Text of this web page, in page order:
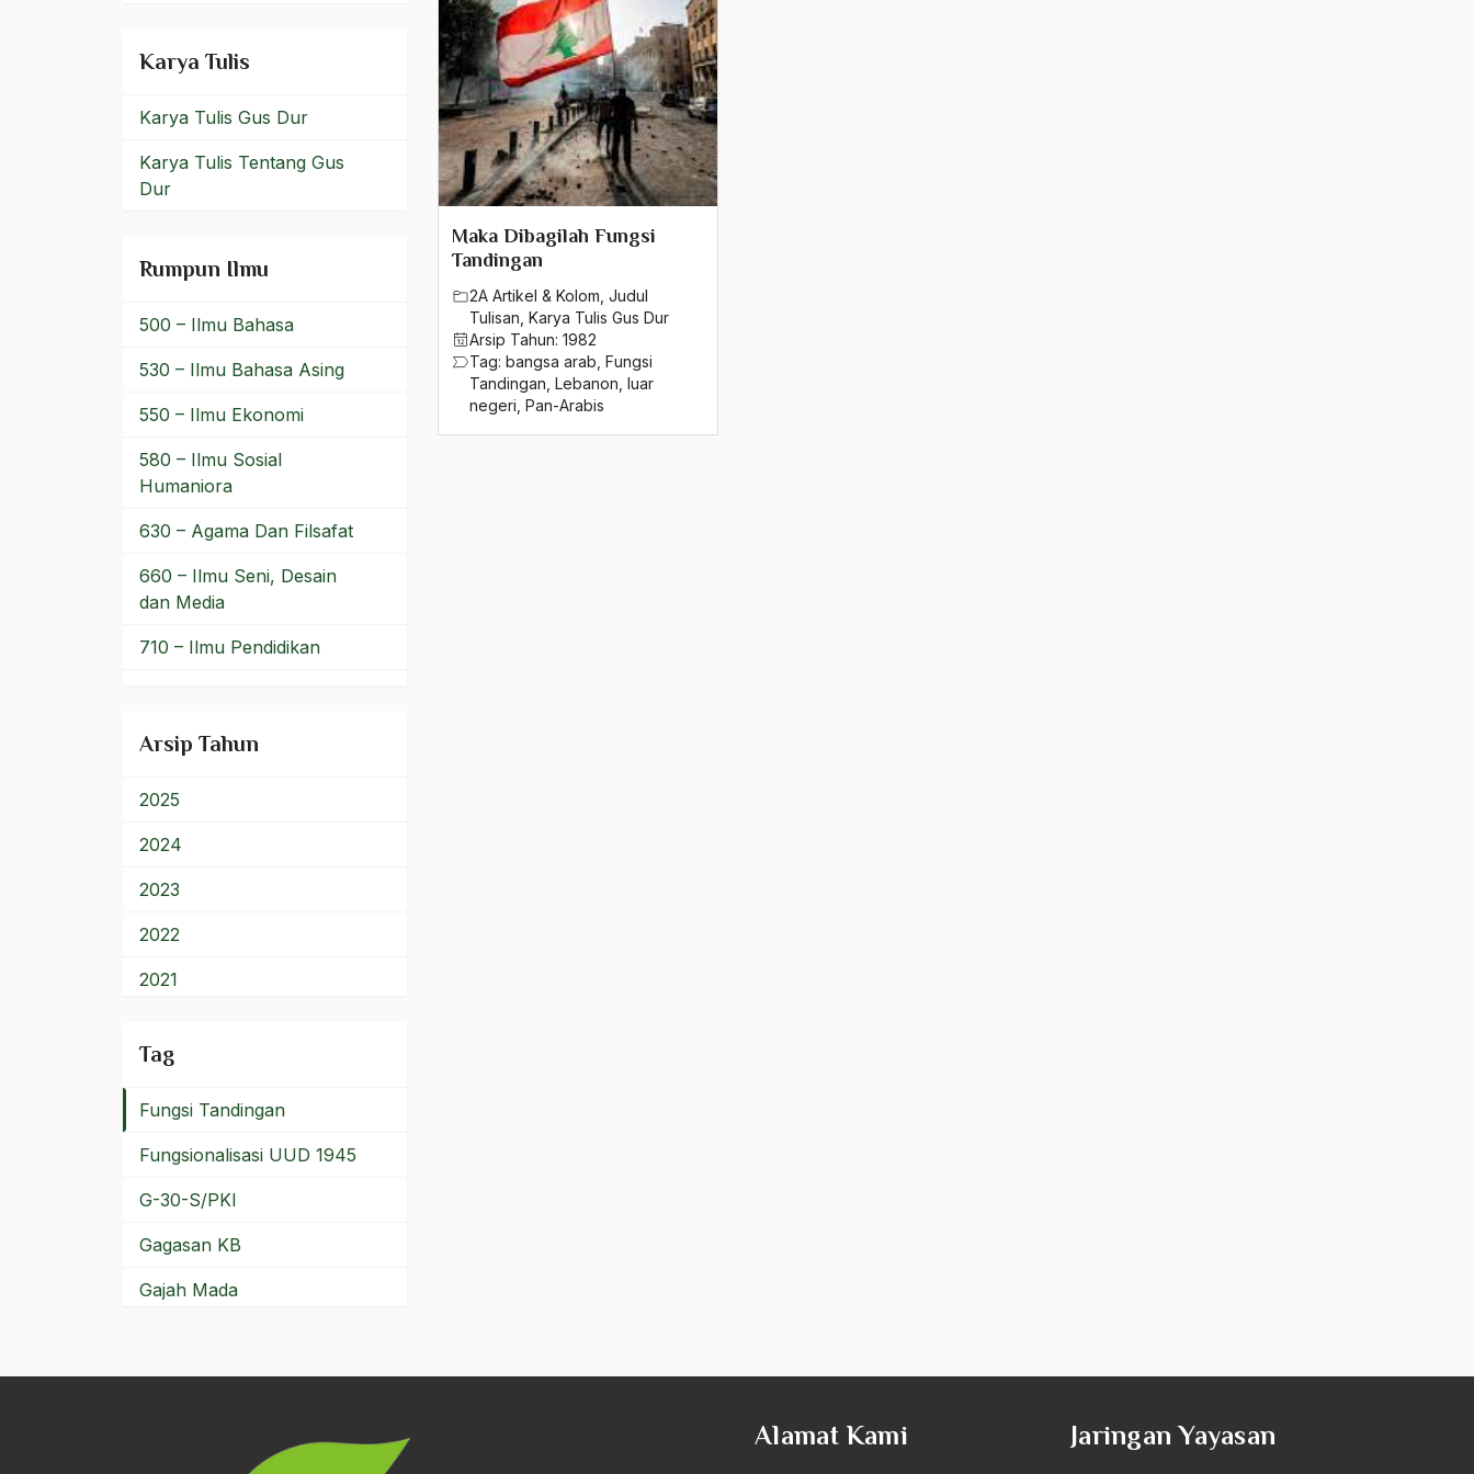
Maka Dibagilah Fungsi
Tandingan
2A Artikel & Kolom Judul
Tulisan Karya Tulis Gus Dur
Arsip Tahun: 1982
Tag: bangsa arab Fungsi
Tandingan Lebanon luar
negeri Pan-Arabis
Karya Tulis
Karya Tulis Gus Dur
Karya Tulis Tentang Gus
Dur
Rumpun Ilmu
500 – Ilmu Bahasa
530 – Ilmu Bahasa Asing
550 – Ilmu Ekonomi
580 – Ilmu Sosial
Humaniora
630 – Agama Dan Filsafat
660 – Ilmu Seni, Desain
dan Media
710 – Ilmu Pendidikan
Arsip Tahun
2025
2024
2023
2022
2021
2019
2018
2017
2016
2015
2014
Tag
Formalisme Islam
formalitas beragama
Format Kepemimpinan
Kristiani
Forum Silaturahmi ahlul
Fraksi Reformasi
Franklin Delano Roosevelt
Freeport
Frienderich Engels
Front Nasional Progresif
Fuad Amsyari
Fundamentalis
Fundamentalisme
Fundamentalisme Islam
Fungsi Hukum
Fungsi Keadilan
Fungsi negara
Fungsi Tandingan
Fungsionalisasi UUD 1945
G-30-S/PKI
Gagasan KB
Gajah Mada
Gamal Abdel Nasser
Gamel Abdel Nase
Alamat Kami Jaringan Yayasan